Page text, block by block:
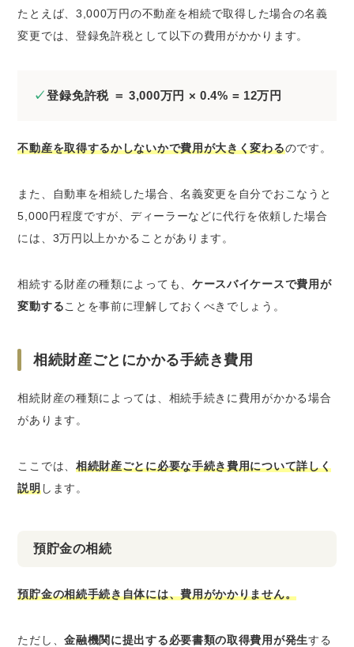
たとえば、3,000万円の不動産を相続で取得した場合の名義
変更では、登録免許税として以下の費用がかかります。
登録免許税 ＝ 3,000万円 × 0.4% = 12万円
不動産を取得するかしないかで費用が大きく変わるのです。
また、自動車を相続した場合、名義変更を自分でおこなうと
5,000円程度ですが、ディーラーなどに代行を依頼した場合
には、3万円以上かかることがあります。
相続する財産の種類によっても、 ケースバイケースで費用が
変動することを事前に理解しておくべきでしょう。
相続財産ごとにかかる手続き費用
相続財産の種類によっては、相続手続きに費用がかかる場合
があります。
ここでは、 相続財産ごとに必要な手続き費用について詳しく
説明します。
預貯金の相続
預貯金の相続手続き自体には、費用がかかりません。
ただし、金融機関に提出する必要書類の取得費用が発生する